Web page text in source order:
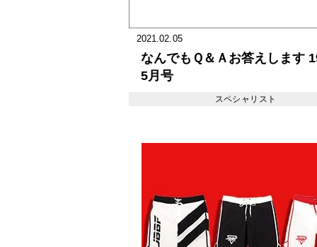
2021.02.05
なんでもＱ＆Ａお答えします
5月号
スペシャリスト